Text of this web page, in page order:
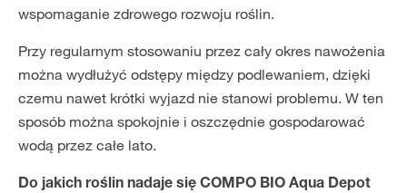
wspomaganie zdrowego rozwoju roślin.
Przy regularnym stosowaniu przez cały okres nawożenia
można wydłużyć odstępy między podlewaniem, dzięki
czemu nawet krótki wyjazd nie stanowi problemu. W ten
sposób można spokojnie i oszczędnie gospodarować
wodą przez całe lato.
Do jakich roślin nadaje się COMPO BIO Aqua Depot